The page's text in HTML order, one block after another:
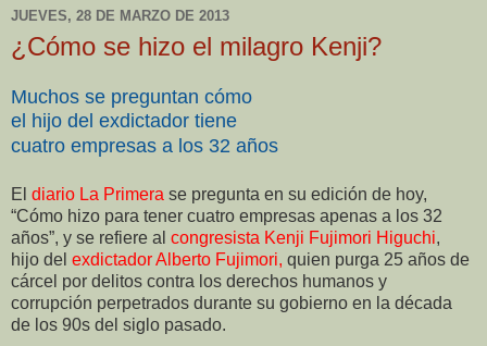
JUEVES, 28 DE MARZO DE 2013
¿Cómo se hizo el milagro Kenji?
Muchos se preguntan cómo
el hijo del exdictador tiene
cuatro empresas a los 32 años
El diario La Primera se pregunta en su edición de hoy,
“Cómo hizo para tener cuatro empresas apenas a los 32
años”, y se refiere al congresista Kenji Fujimori Higuchi,
hijo del exdictador Alberto Fujimori, quien purga 25 años de
cárcel por delitos contra los derechos humanos y
corrupción perpetrados durante su gobierno en la década
de los 90s del siglo pasado.